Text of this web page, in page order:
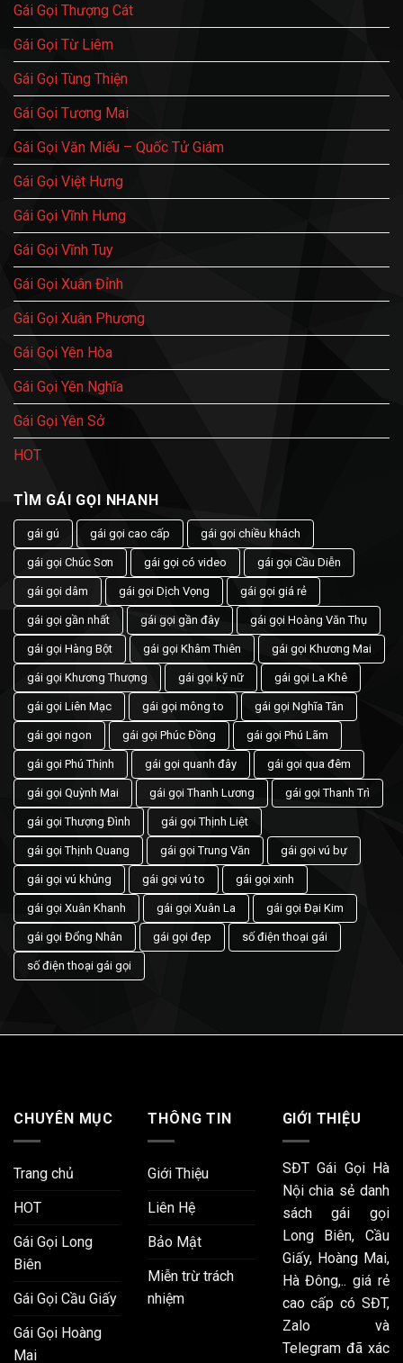
Gái Gọi Thượng Cát
Gái Gọi Từ Liêm
Gái Gọi Tùng Thiện
Gái Gọi Tương Mai
Gái Gọi Văn Miếu – Quốc Tử Giám
Gái Gọi Việt Hưng
Gái Gọi Vĩnh Hưng
Gái Gọi Vĩnh Tuy
Gái Gọi Xuân Đỉnh
Gái Gọi Xuân Phương
Gái Gọi Yên Hòa
Gái Gọi Yên Nghĩa
Gái Gọi Yên Sở
HOT
TÌM GÁI GỌI NHANH
gái gú gái gọi cao cấp gái gọi chiều khách
gái gọi Chúc Sơn gái gọi có video gái gọi Cầu Diễn
gái gọi dâm gái gọi Dịch Vọng gái gọi giá rẻ
gái gọi gần nhất gái gọi gần đây gái gọi Hoàng Văn Thụ
gái gọi Hàng Bột gái gọi Khâm Thiên gái gọi Khương Mai
gái gọi Khương Thượng gái gọi kỹ nữ gái gọi La Khê
gái gọi Liên Mạc gái gọi mông to gái gọi Nghĩa Tân
gái gọi ngon gái gọi Phúc Đồng gái gọi Phú Lãm
gái gọi Phú Thịnh gái gọi quanh đây gái gọi qua đêm
gái gọi Quỳnh Mai gái gọi Thanh Lương gái gọi Thanh Trì
gái gọi Thượng Đình gái gọi Thịnh Liệt
gái gọi Thịnh Quang gái gọi Trung Văn gái gọi vú bự
gái gọi vú khủng gái gọi vú to gái gọi xinh
gái gọi Xuân Khanh gái gọi Xuân La gái gọi Đại Kim
gái gọi Đổng Nhân gái gọi đẹp số điện thoại gái
số điện thoại gái gọi
CHUYÊN MỤC
Trang chủ
HOT
Gái Gọi Long
Biên
Gái Gọi Cầu Giấy
Gái Gọi Hoàng
Mai
THÔNG TIN
Giới Thiệu
Liên Hệ
Bảo Mật
Miễn trừ trách
nhiệm
GIỚI THIỆU
SĐT Gái Gọi Hà
Nội chia sẻ danh
sách gái gọi
Long Biên, Cầu
Giấy, Hoàng Mai,
Hà Đông,.. giá rẻ
cao cấp có SĐT,
Zalo và
Telegram đã xác